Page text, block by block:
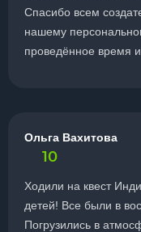
Спасибо всем
нашему
проведённое время
Ольга Вахитова
10
Ходили на квест
детей! Все были в
Погрузились в